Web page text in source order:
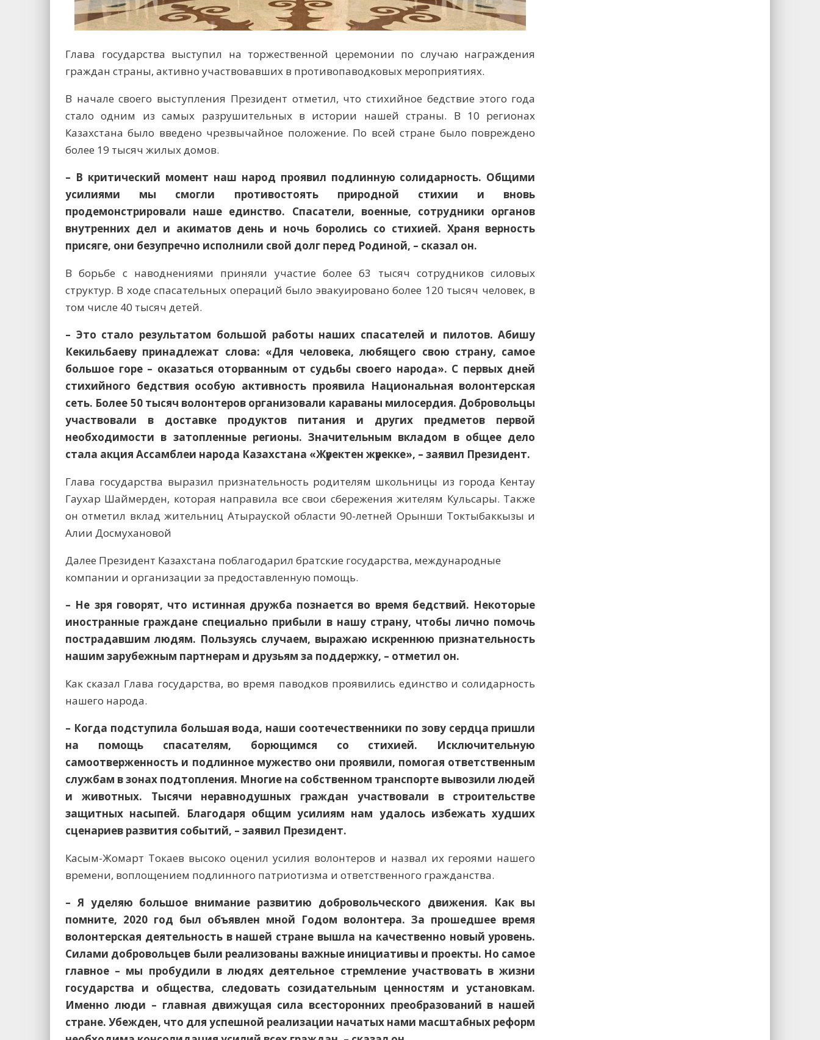
Глава государства выступил на торжественной церемонии по случаю награждения
граждан страны, активно участвовавших в противопаводковых мероприятиях.
В начале своего выступления Президент отметил, что стихийное бедствие этого года
стало одним из самых разрушительных в истории нашей страны. В 10 регионах
Казахстана было введено чрезвычайное положение. По всей стране было повреждено
более 19 тысяч жилых домов.
– В критический момент наш народ проявил подлинную солидарность. Общими
усилиями мы смогли противостоять природной стихии и вновь
продемонстрировали наше единство. Спасатели, военные, сотрудники органов
внутренних дел и акиматов день и ночь боролись со стихией. Храня верность
присяге, они безупречно исполнили свой долг перед Родиной, – сказал он.
В борьбе с наводнениями приняли участие более 63 тысяч сотрудников силовых
структур. В ходе спасательных операций было эвакуировано более 120 тысяч человек, в
том числе 40 тысяч детей.
– Это стало результатом большой работы наших спасателей и пилотов. Абишу
Кекильбаеву принадлежат слова: «Для человека, любящего свою страну, самое
большое горе – оказаться оторванным от судьбы своего народа». С первых дней
стихийного бедствия особую активность проявила Национальная волонтерская
сеть. Более 50 тысяч волонтеров организовали караваны милосердия. Добровольцы
участвовали в доставке продуктов питания и других предметов первой
необходимости в затопленные регионы. Значительным вкладом в общее дело
стала акция Ассамблеи народа Казахстана «Жүректен жүрекке», – заявил Президент.
Глава государства выразил признательность родителям школьницы из города Кентау
Гаухар Шаймерден, которая направила все свои сбережения жителям Кульсары. Также
он отметил вклад жительниц Атырауской области 90-летней Орынши Токтыбаккызы и
Алии Досмухановой
Далее Президент Казахстана поблагодарил братские государства, международные
компании и организации за предоставленную помощь.
– Не зря говорят, что истинная дружба познается во время бедствий. Некоторые
иностранные граждане специально прибыли в нашу страну, чтобы лично помочь
пострадавшим людям. Пользуясь случаем, выражаю искреннюю признательность
нашим зарубежным партнерам и друзьям за поддержку, – отметил он.
Как сказал Глава государства, во время паводков проявились единство и солидарность
нашего народа.
– Когда подступила большая вода, наши соотечественники по зову сердца пришли
на помощь спасателям, борющимся со стихией. Исключительную
самоотверженность и подлинное мужество они проявили, помогая ответственным
службам в зонах подтопления. Многие на собственном транспорте вывозили людей
и животных. Тысячи неравнодушных граждан участвовали в строительстве
защитных насыпей. Благодаря общим усилиям нам удалось избежать худших
сценариев развития событий, – заявил Президент.
Касым-Жомарт Токаев высоко оценил усилия волонтеров и назвал их героями нашего
времени, воплощением подлинного патриотизма и ответственного гражданства.
– Я уделяю большое внимание развитию добровольческого движения. Как вы
помните, 2020 год был объявлен мной Годом волонтера. За прошедшее время
волонтерская деятельность в нашей стране вышла на качественно новый уровень.
Силами добровольцев были реализованы важные инициативы и проекты. Но самое
главное – мы пробудили в людях деятельное стремление участвовать в жизни
государства и общества, следовать созидательным ценностям и установкам.
Именно люди – главная движущая сила всесторонних преобразований в нашей
стране. Убежден, что для успешной реализации начатых нами масштабных реформ